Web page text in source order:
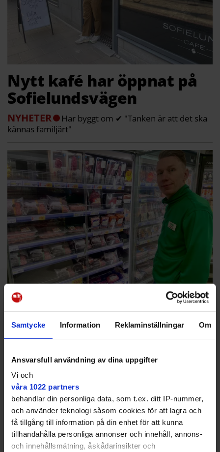
Samtycke Information Reklaminställningar Om
Ansvarsfull användning av dina uppgifter
Vi och
våra 1022 partners
behandlar din personliga data, som t.ex. ditt IP-nummer,
och använder teknologi såsom cookies för att lagra och
få tillgång till information på din enhet för att kunna
tillhandahålla personliga annonser och innehåll, annons-
och innehållsmätning, åskådarinsikter och
Nytt kafé har öppnat på
Sofielundsvägen
NYHETER
Har byggt om ✔ "Tanken är att det ska
kännas familjärt"
Butiken i Skarpnäck
lyckades minska
stölderna
NYHETER
Övervägde att stänga snabbkassor helt